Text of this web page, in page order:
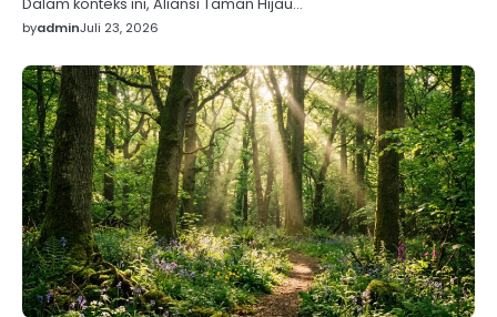
Dalam konteks ini, Aliansi Taman Hijau…
byadminJuli 23, 2026